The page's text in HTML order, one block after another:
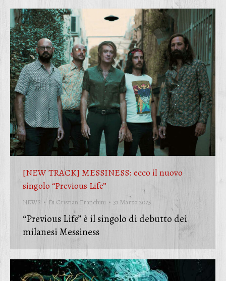
[NEW TRACK] MESSINESS: ecco il nuovo
singolo “Previous Life”
NEWS Di Cristian Franchini 31 Marzo 2025
“Previous Life” è il singolo di debutto dei
milanesi Messiness